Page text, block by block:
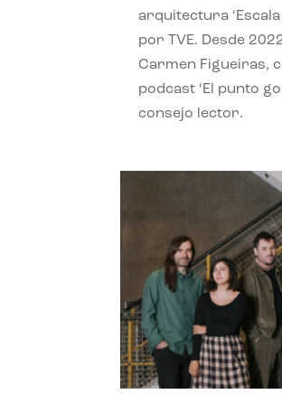
arquitectura
por TVE. Desde
Carmen Figueiras,
podcast ‘El punto
consejo lector.